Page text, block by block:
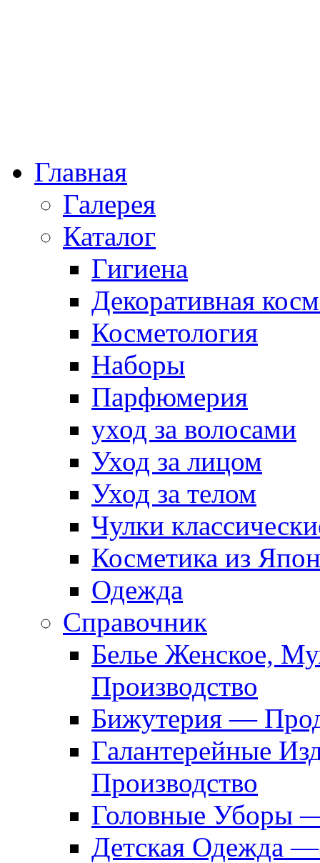
Главная
Галерея
Каталог
Гигиена
Декоративная
Косметология
Наборы
Парфюмерия
уход за волосами
Уход за лицом
Уход за телом
Чулки
Косметика из
Одежда
Справочник
Белье Женское,
Производство
Бижутерия —
Галантерейные
Производство
Головные Уборы
Детская Одежда